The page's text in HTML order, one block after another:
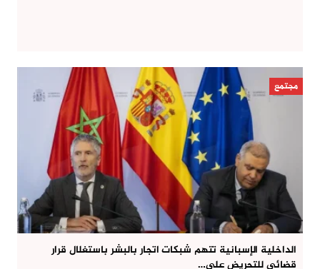
مجتمع
الداخلية الإسبانية تتهم شبكات اتجار بالبشر باستغلال قرار
قضائي للتحريض على…